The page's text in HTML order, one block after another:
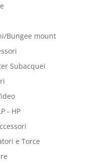
Bungee mount
Subacquei
- HP
e Torce